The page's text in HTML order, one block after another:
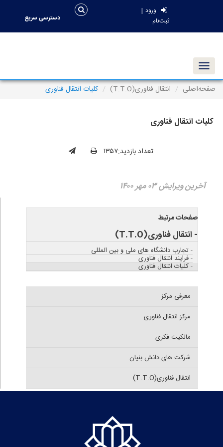
ورود |
ثبت‌نام دسترسی سریع
Toggle navigation
صفحه‌اصلی
انتقال فناوری(T.T.O) کلیات انتقال فناوری
کلیات انتقال فناوری
تعداد بازدید:۱۳۵۷
آخرین ویرایش ۰۳ مهر ۱۴۰۰
صفحات مرتبط
- انتقال فناوری(T.T.O)
- تجارب دانشگاه های ملی و بین المللی
- فرایند انتقال فناوری
- کلیات انتقال فناوری
معرفی مرکز
مرکز انتقال فناوری
مالکیت فکری
شرکت های دانش بنیان
انتقال فناوری(T.T.O)